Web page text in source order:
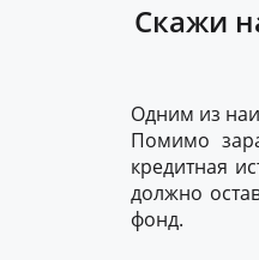
Скажи
Одним из
Помимо
кредитная
должно
фонд.